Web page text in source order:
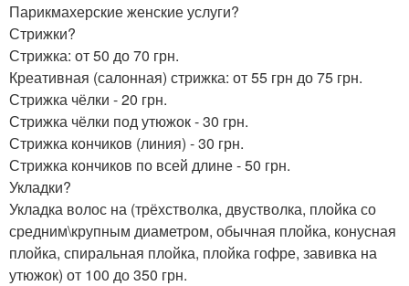
Парикмахерские женские услуги?
Стрижки?
Стрижка: от 50 до 70 грн.
Креативная (салонная) стрижка: от 55 грн до 75 грн.
Стрижка чёлки - 20 грн.
Стрижка чёлки под утюжок - 30 грн.
Стрижка кончиков (линия) - 30 грн.
Стрижка кончиков по всей длине - 50 грн.
Укладки?
Укладка волос на (трёхстволка, двустволка, плойка со
средним\крупным диаметром, обычная плойка, конусная
плойка, спиральная плойка, плойка гофре, завивка на
утюжок) от 100 до 350 грн.